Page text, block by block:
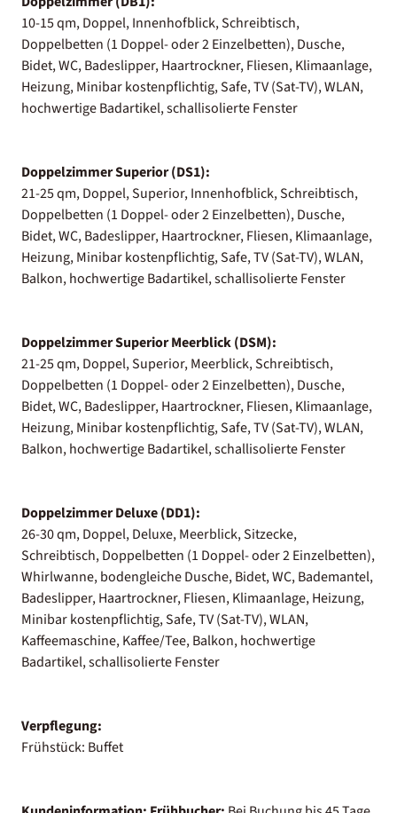
10-15 qm, Doppel, Innenhofblick, Schreibtisch,
Doppelbetten (1 Doppel- oder 2 Einzelbetten), Dusche,
Bidet, WC, Badeslipper, Haartrockner, Fliesen, Klimaanlage,
Heizung, Minibar kostenpflichtig, Safe, TV (Sat-TV), WLAN,
hochwertige Badartikel, schallisolierte Fenster
Doppelzimmer Superior (DS1):
21-25 qm, Doppel, Superior, Innenhofblick, Schreibtisch,
Doppelbetten (1 Doppel- oder 2 Einzelbetten), Dusche,
Bidet, WC, Badeslipper, Haartrockner, Fliesen, Klimaanlage,
Heizung, Minibar kostenpflichtig, Safe, TV (Sat-TV), WLAN,
Balkon, hochwertige Badartikel, schallisolierte Fenster
Doppelzimmer Superior Meerblick (DSM):
21-25 qm, Doppel, Superior, Meerblick, Schreibtisch,
Doppelbetten (1 Doppel- oder 2 Einzelbetten), Dusche,
Bidet, WC, Badeslipper, Haartrockner, Fliesen, Klimaanlage,
Heizung, Minibar kostenpflichtig, Safe, TV (Sat-TV), WLAN,
Balkon, hochwertige Badartikel, schallisolierte Fenster
Doppelzimmer Deluxe (DD1):
26-30 qm, Doppel, Deluxe, Meerblick, Sitzecke,
Schreibtisch, Doppelbetten (1 Doppel- oder 2 Einzelbetten),
Whirlwanne, bodengleiche Dusche, Bidet, WC, Bademantel,
Badeslipper, Haartrockner, Fliesen, Klimaanlage, Heizung,
Minibar kostenpflichtig, Safe, TV (Sat-TV), WLAN,
Kaffeemaschine, Kaffee/Tee, Balkon, hochwertige
Badartikel, schallisolierte Fenster
Verpflegung:
Frühstück: Buffet